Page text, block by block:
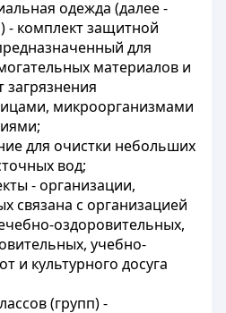
одежда (далее -
- комплект защитной
для
материалов и
загрязнения
микроорганизмами
для очистки небольших
вод;
- организации,
связана с организацией
оздоровительных,
учебно-
и культурного досуга
(групп) -